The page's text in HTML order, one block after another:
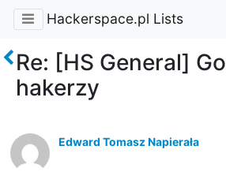
Hackerspace.pl Lists
Re: [HS General]
hakerzy
Edward Tomasz Napierała